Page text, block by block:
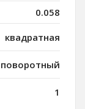
0.058
квадратная
поворотный
1